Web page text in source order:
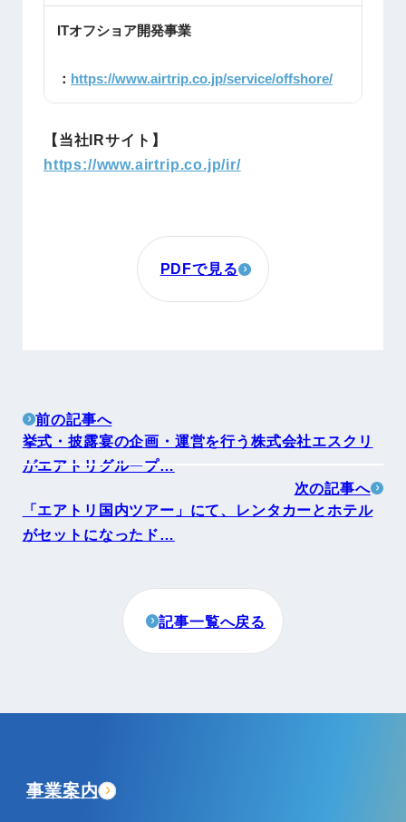
ITオフショア開発事業
： https://www.airtrip.co.jp/service/offshore/
【当社IRサイト】
https://www.airtrip.co.jp/ir/
PDFで見る
前の記事へ
挙式・披露宴の企画・運営を行う株式会社エスクリ
がエアトリグループ…
次の記事へ
「エアトリ国内ツアー」にて、レンタカーとホテル
がセットになったド…
記事一覧へ戻る
事業案内